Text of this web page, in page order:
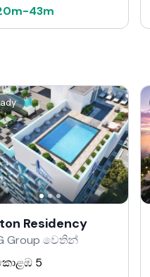
-43m
Residency
Group වෙතින්
5